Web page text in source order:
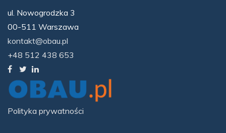
ul. Nowogrodzka 3
00-511 Warszawa
kontakt@obau.pl
+48 512 438 653
Polityka prywatności